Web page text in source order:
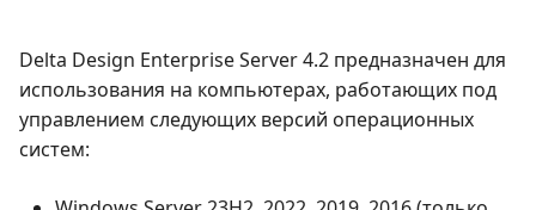
Delta Design Enterprise Server 4.2 предназначен для
использования на компьютерах, работающих под
управлением следующих версий операционных
систем: